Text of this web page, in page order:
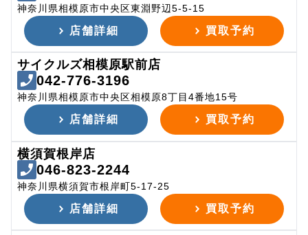
神奈川県相模原市中央区東淵野辺5-5-15
店舗詳細 買取予約
サイクルズ相模原駅前店
042-776-3196
神奈川県相模原市中央区相模原8丁目4番地15号
店舗詳細 買取予約
横須賀根岸店
046-823-2244
神奈川県横須賀市根岸町5-17-25
店舗詳細 買取予約